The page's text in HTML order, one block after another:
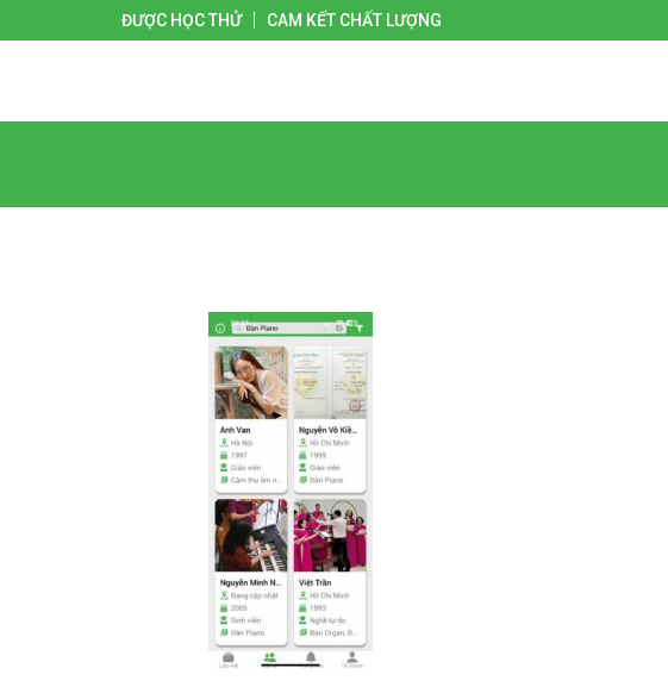
ĐƯỢC HỌC THỬ CAM KẾT CHẤT LƯỢNG